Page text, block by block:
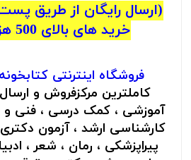
(ارسال رایگان از طریق
خرید های بالای 500 هزار تومان)
فروشگاه اینترنتی کتابخونه
کاملترین مرکزفروش و
آموزشی ، کمک درسی ، فنی و
کارشناسی ارشد ، آزمون
پیراپزشکی ، رمان ، شعر ،